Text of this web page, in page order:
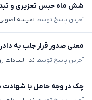
شش ماه حبس تعزیری و
آخرین پاسخ توسط نفیسه
معنی صدور قرار جلب به
آخرین پاسخ توسط ندا السادات
چک در وجه حامل با شهادت